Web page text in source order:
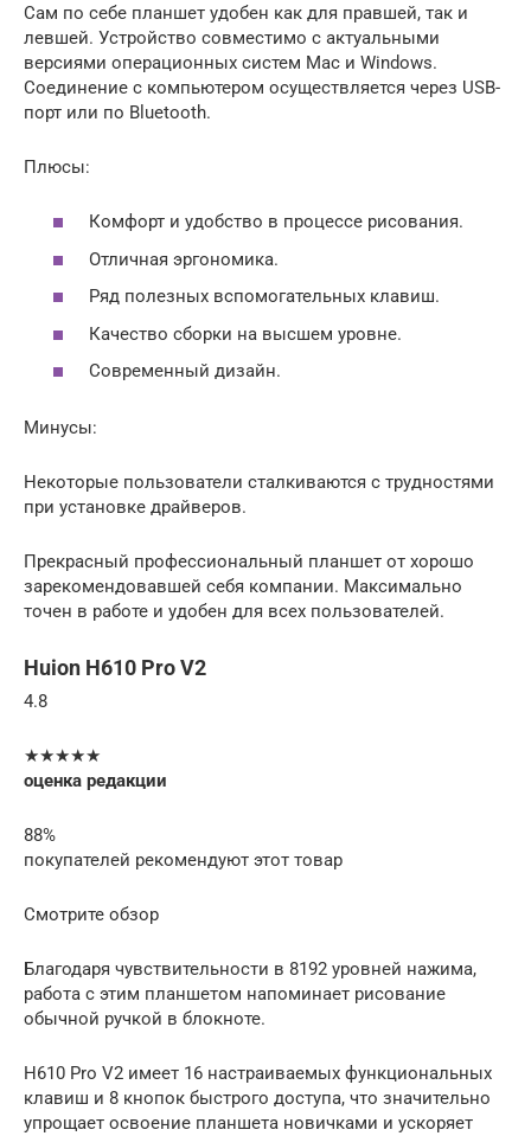
Сам по себе планшет удобен как для правшей, так и
левшей. Устройство совместимо с актуальными
версиями операционных систем Mac и Windows.
Соединение с компьютером осуществляется через USB-
порт или по Bluetooth.
Плюсы:
Комфорт и удобство в процессе рисования.
Отличная эргономика.
Ряд полезных вспомогательных клавиш.
Качество сборки на высшем уровне.
Современный дизайн.
Минусы:
Некоторые пользователи сталкиваются с трудностями
при установке драйверов.
Прекрасный профессиональный планшет от хорошо
зарекомендовавшей себя компании. Максимально
точен в работе и удобен для всех пользователей.
Huion H610 Pro V2
4.8
★★★★★
оценка редакции
88%
покупателей рекомендуют этот товар
Смотрите обзор
Благодаря чувствительности в 8192 уровней нажима,
работа с этим планшетом напоминает рисование
обычной ручкой в блокноте.
H610 Pro V2 имеет 16 настраиваемых функциональных
клавиш и 8 кнопок быстрого доступа, что значительно
упрощает освоение планшета новичками и ускоряет